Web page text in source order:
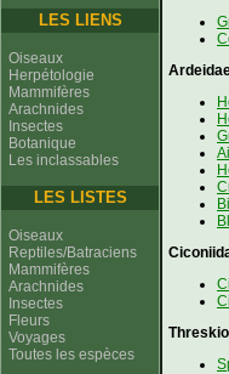
LES LIENS
Oiseaux
Herpétologie
Mammifères
Arachnides
Insectes
Botanique
Les inclassables
LES LISTES
Oiseaux
Reptiles/Batraciens
Mammifères
Arachnides
Insectes
Fleurs
Voyages
Toutes les espèces